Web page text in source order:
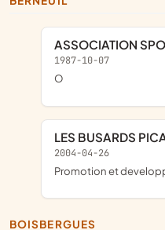
ASSOCIATION
1987-10-07
o
LES BUSARDS
2004-04-26
promotion et
BOISBERGUES